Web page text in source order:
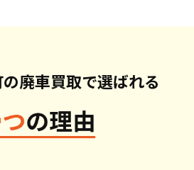
廃車買取で選ばれる